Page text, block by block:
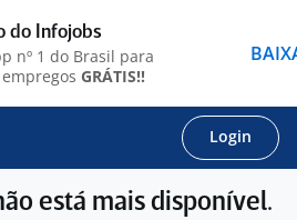
Login
está mais disponível.
do Infojobs
nº 1 do Brasil para
GRÁTIS!!